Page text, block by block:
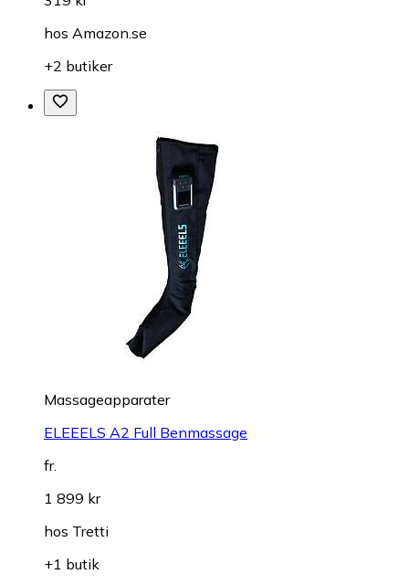
hos Amazon.se
+2 butiker
Massageapparater
ELEEELS A2 Full Benmassage
fr.
1 899 kr
hos Tretti
+1 butik